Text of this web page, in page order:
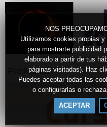
NOS
Utilizamos cookies propias
para mostrarte publicidad
elaborado a partir de tus
páginas visitadas). Haz
Puedes aceptar todas las
o configurarlas o
ACEPTAR
Publicidad